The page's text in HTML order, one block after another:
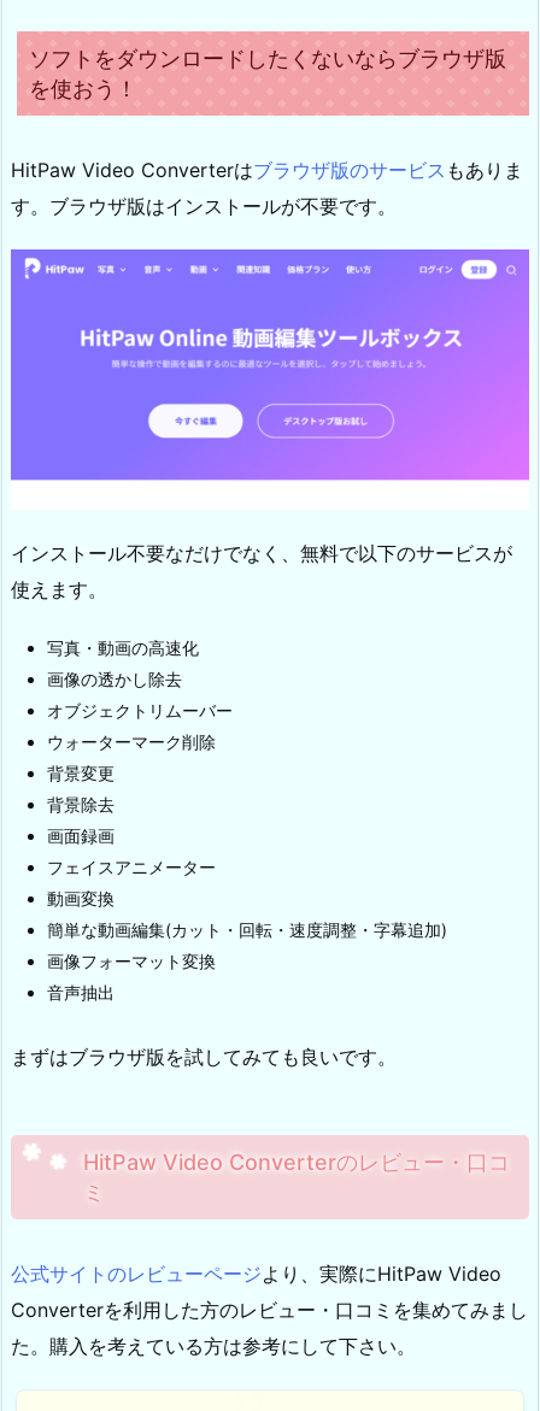
ソフトをダウンロードしたくないならブラウザ版
を使おう！
HitPaw Video Converterはブラウザ版のサービス もありま
す。ブラウザ版はインストールが不要です。
インストール不要なだけでなく、無料で以下のサービスが
使えます。
写真・動画の高速化
画像の透かし除去
オブジェクトリムーバー
ウォーターマーク削除
背景変更
背景除去
画面録画
フェイスアニメーター
動画変換
簡単な動画編集(カット・回転・速度調整・字幕追加)
画像フォーマット変換
音声抽出
まずはブラウザ版を試してみても良いです。
HitPaw Video Converterのレビュー・口コ
ミ
公式サイトのレビューページより、実際にHitPaw Video
Converterを利用した方のレビュー・口コミを集めてみまし
た。購入を考えている方は参考にして下さい。